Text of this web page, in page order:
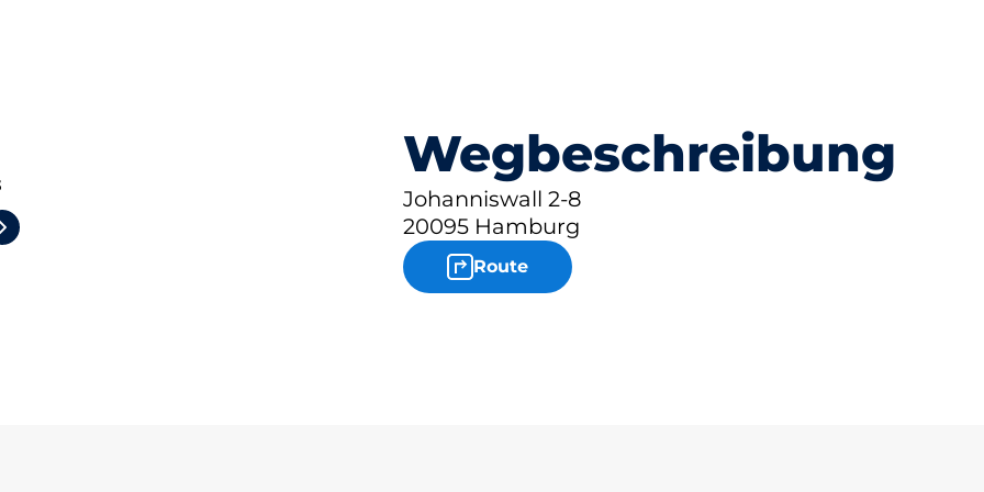
Wegbeschreibung
Johanniswall 2-8
20095 Hamburg
Route